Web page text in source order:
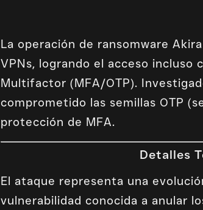
La operación de ransomware
VPNs, logrando el acceso
Multifactor (MFA/OTP).
comprometido las semillas OTP
protección de MFA.
Detalles
El ataque representa una
vulnerabilidad conocida a anular